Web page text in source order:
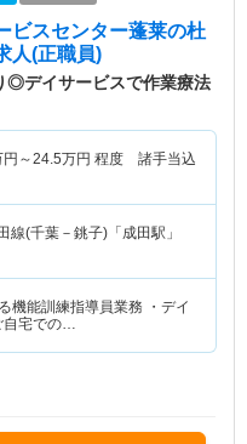
ビスセンター蓬莱の杜
人(正職員)
◎デイサービスで作業療法
円～24.5万円 程度 諸手当込
線(千葉－銚子)「成田駅」
訓練指導員業務 ・デイ
自宅での…